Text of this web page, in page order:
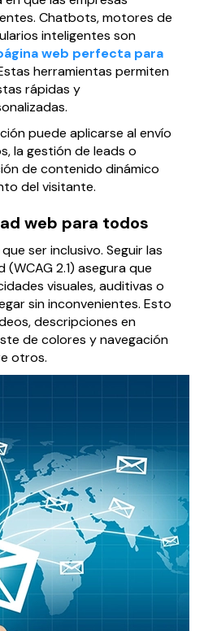
Chatbots, motores de
inteligentes son
web perfecta para
herramientas permiten
rápidas y
puede aplicarse al envío
la gestión de leads o
de contenido dinámico
del visitante.
web para todos
ser inclusivo. Seguir las
2.1) asegura que
visuales, auditivas o
sin inconvenientes. Esto
descripciones en
de colores y navegación
otros.